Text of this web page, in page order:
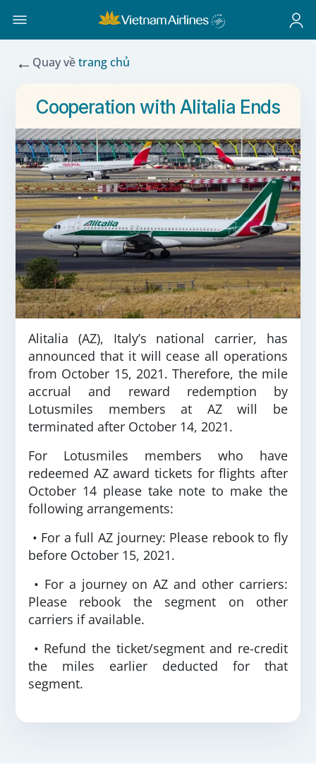
← Quay vềtrang chủ
Cooperation with Alitalia Ends
Alitalia (AZ), Italy’s national carrier, has
announced that it will cease all operations
from October 15, 2021. Therefore, the mile
accrual and reward redemption by
Lotusmiles members at AZ will be
terminated after October 14, 2021.
For Lotusmiles members who have
redeemed AZ award tickets for flights after
October 14 please take note to make the
following arrangements:
• For a full AZ journey: Please rebook to fly
before October 15, 2021.
• For a journey on AZ and other carriers:
Please rebook the segment on other
carriers if available.
• Refund the ticket/segment and re-credit
the miles earlier deducted for that
segment.